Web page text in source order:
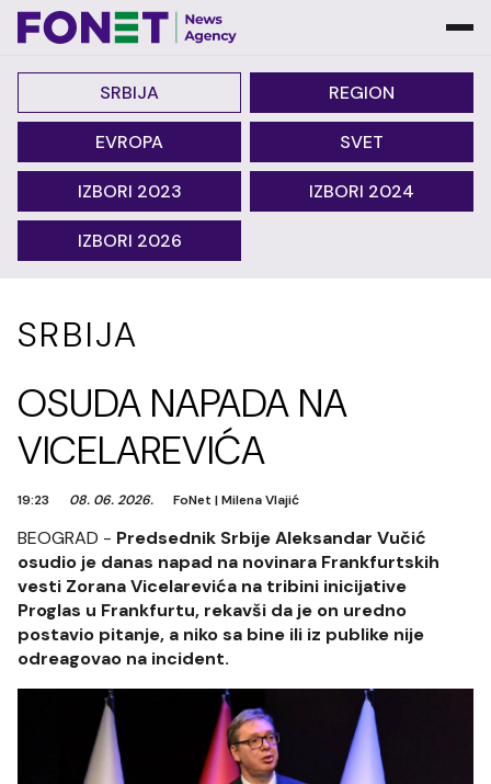
SRBIJA REGION
EVROPA SVET
IZBORI 2023 IZBORI 2024
IZBORI 2026
SRBIJA
OSUDA NAPADA NA
VICELAREVIĆA
19:23 08. 06. 2026. FoNet |Milena Vlajić
BEOGRAD - Predsednik Srbije Aleksandar Vučić
osudio je danas napad na novinara Frankfurtskih
vesti Zorana Vicelarevića na tribini inicijative
Proglas u Frankfurtu, rekavši da je on uredno
postavio pitanje, a niko sa bine ili iz publike nije
odreagovao na incident.